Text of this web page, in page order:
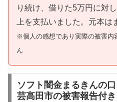
り続け、借りた5万円に対
上を支払いました。元本は
※個人の感想であり実際の被害内
ん
ソフト闇金まるきんの
芸高田市の被害報告付き